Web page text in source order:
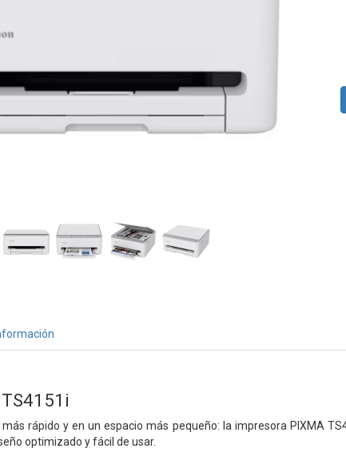
rápido y en un espacio más pequeño: la impresora PIXMA
optimizado y fácil de usar.